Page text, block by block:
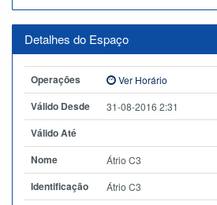
Detalhes do Espaço
Operações Ver Horário
Válido Desde 31-08-2016 2:31
Válido Até
Nome
Átrio C3
Identificação Átrio C3